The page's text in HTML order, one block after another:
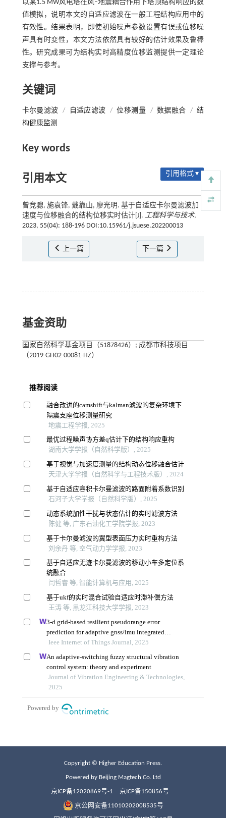
以某1.5 MW风电塔在风–地震耦合作用下塔顶结构响应的数
值模拟，说明本文的自适应滤波在一般工程结构应用中的
有效性。结果表明，即使初始噪声参数设置有误或位移噪
声具有时变性，本文方法依然具有较好的估计效果及鲁棒
性。研究成果可为结构实时高精度位移监测提供一定理论
支撑与参考。
关键词
卡尔曼滤波 / 自适应滤波 / 位移测量 / 数据融合 / 结
构健康监测
Key words
引用本文 引用格式 ▾
曾竞骢, 施袁锋, 戴靠山, 廖光明. 基于自适应卡尔曼滤波加
速度与位移融合的结构位移实时估计[J]. 工程科学与技术,
2023, 55(04): 188-196 DOI:10.15961/j.jsuese.202200013
上一篇 下一篇
基金资助
国家自然科学基金项目（51878426）; 成都市科技项目
（2019-GH02-00081-HZ）
Copyright © Higher Education Press.
Powered by Beijing Magtech Co. Ltd
京ICP备12020869号-1 京ICP备150856号
京公网安备11010202008535号